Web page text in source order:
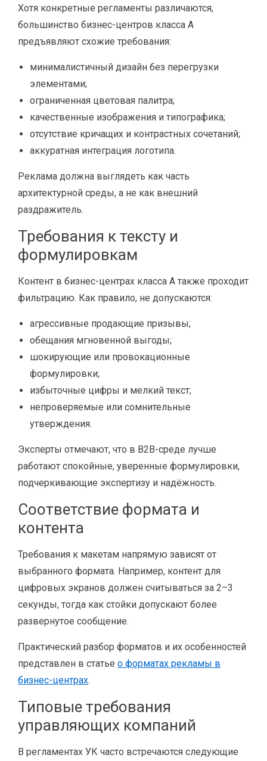
Хотя конкретные регламенты различаются,
большинство бизнес-центров класса A
предъявляют схожие требования:
минималистичный дизайн без перегрузки
элементами;
ограниченная цветовая палитра;
качественные изображения и типографика;
отсутствие кричащих и контрастных сочетаний;
аккуратная интеграция логотипа.
Реклама должна выглядеть как часть
архитектурной среды, а не как внешний
раздражитель.
Требования к тексту и
формулировкам
Контент в бизнес-центрах класса A также проходит
фильтрацию. Как правило, не допускаются:
агрессивные продающие призывы;
обещания мгновенной выгоды;
шокирующие или провокационные
формулировки;
избыточные цифры и мелкий текст;
непроверяемые или сомнительные
утверждения.
Эксперты отмечают, что в B2B-среде лучше
работают спокойные, уверенные формулировки,
подчеркивающие экспертизу и надёжность.
Соответствие формата и
контента
Требования к макетам напрямую зависят от
выбранного формата. Например, контент для
цифровых экранов должен считываться за 2–3
секунды, тогда как стойки допускают более
развернутое сообщение.
Практический разбор форматов и их особенностей
представлен в статье о форматах рекламы в
бизнес-центрах.
Типовые требования
управляющих компаний
В регламентах УК часто встречаются следующие